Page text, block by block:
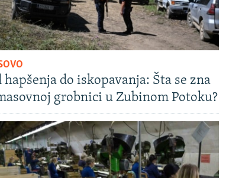
hapšenja do iskopavanja: Šta se zna
grobnici u Zubinom Potoku?